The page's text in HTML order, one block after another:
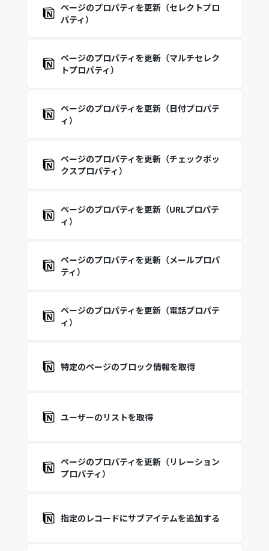
ページのプロパティを更新（セレクトプロ
パティ）
ページのプロパティを更新（マルチセレク
トプロパティ）
ページのプロパティを更新（日付プロパテ
ィ）
ページのプロパティを更新（チェックボッ
クスプロパティ）
ページのプロパティを更新（URLプロパテ
ィ）
ページのプロパティを更新（メールプロパ
ティ）
ページのプロパティを更新（電話プロパテ
ィ）
特定のページのブロック情報を取得
ユーザーのリストを取得
ページのプロパティを更新（リレーション
プロパティ）
指定のレコードにサブアイテムを追加する